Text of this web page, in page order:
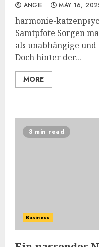
ANGIE MAY 16,
harmonie-
Samtpfote Sorgen
als unabhängige
Doch hinter der...
MORE
3 min read
Business